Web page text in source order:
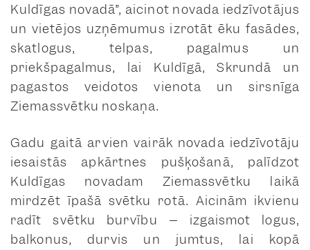
Kuldīgas novadā”, aicinot novada iedzīvotājus
un vietējos uzņēmumus izrotāt ēku fasādes,
skatlogus, telpas, pagalmus un
priekšpagalmus, lai Kuldīgā, Skrundā un
pagastos veidotos vienota un sirsnīga
Ziemassvētku noskaņa.
Gadu gaitā arvien vairāk novada iedzīvotāju
iesaistās apkārtnes pušķošanā, palīdzot
Kuldīgas novadam Ziemassvētku laikā
mirdzēt īpašā svētku rotā. Aicinām ikvienu
radīt svētku burvību – izgaismot logus,
balkonus, durvis un jumtus, lai kopā